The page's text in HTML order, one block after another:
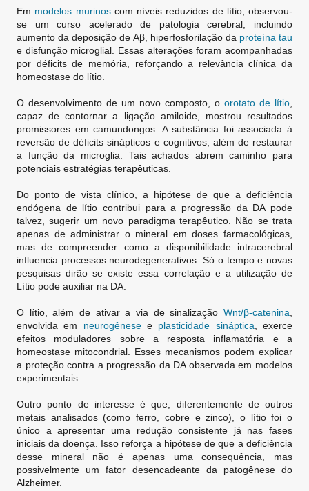
Em modelos murinoscom níveis reduzidos de lítio, observou-
se um curso acelerado de patologia cerebral, incluindo
aumento da deposição de Aβ, hiperfosforilação da proteína tau
e disfunção microglial. Essas alterações foram acompanhadas
por déficits de memória, reforçando a relevância clínica da
homeostase do lítio.
O desenvolvimento de um novo composto, o orotato de lítio,
capaz de contornar a ligação amiloide, mostrou resultados
promissores em camundongos. A substância foi associada à
reversão de déficits sinápticos e cognitivos, além de restaurar
a função da microglia. Tais achados abrem caminho para
potenciais estratégias terapêuticas.
Do ponto de vista clínico, a hipótese de que a deficiência
endógena de lítio contribui para a progressão da DA pode
talvez, sugerir um novo paradigma terapêutico. Não se trata
apenas de administrar o mineral em doses farmacológicas,
mas de compreender como a disponibilidade intracerebral
influencia processos neurodegenerativos. Só o tempo e novas
pesquisas dirão se existe essa correlação e a utilização de
Lítio pode auxiliar na DA.
O lítio, além de ativar a via de sinalização Wnt/β-catenina,
envolvida em neurogênesee plasticidade sináptica, exerce
efeitos moduladores sobre a resposta inflamatória e a
homeostase mitocondrial. Esses mecanismos podem explicar
a proteção contra a progressão da DA observada em modelos
experimentais.
Outro ponto de interesse é que, diferentemente de outros
metais analisados (como ferro, cobre e zinco), o lítio foi o
único a apresentar uma redução consistente já nas fases
iniciais da doença. Isso reforça a hipótese de que a deficiência
desse mineral não é apenas uma consequência, mas
possivelmente um fator desencadeante da patogênese do
Alzheimer.